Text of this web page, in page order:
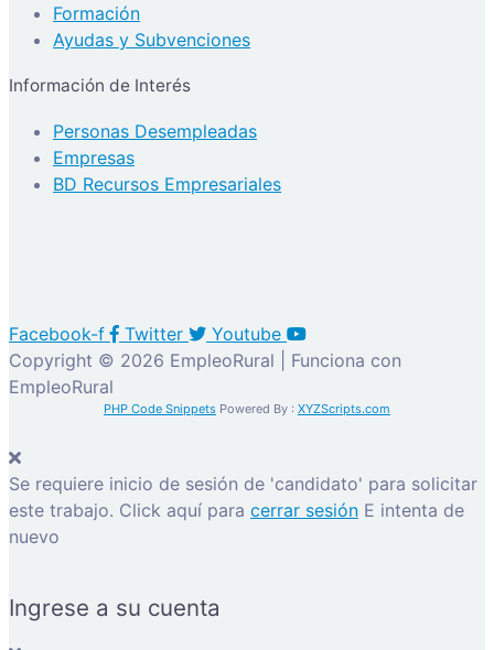
Formación
Ayudas y Subvenciones
Información de Interés
Personas Desempleadas
Empresas
BD Recursos Empresariales
Facebook-f Twitter
Youtube
Copyright © 2026 EmpleoRural | Funciona con
EmpleoRural
PHP Code Snippets Powered By : XYZScripts.com
Se requiere inicio de sesión de 'candidato' para solicitar
este trabajo. Click aquí para cerrar sesión E intenta de
nuevo
Ingrese a su cuenta